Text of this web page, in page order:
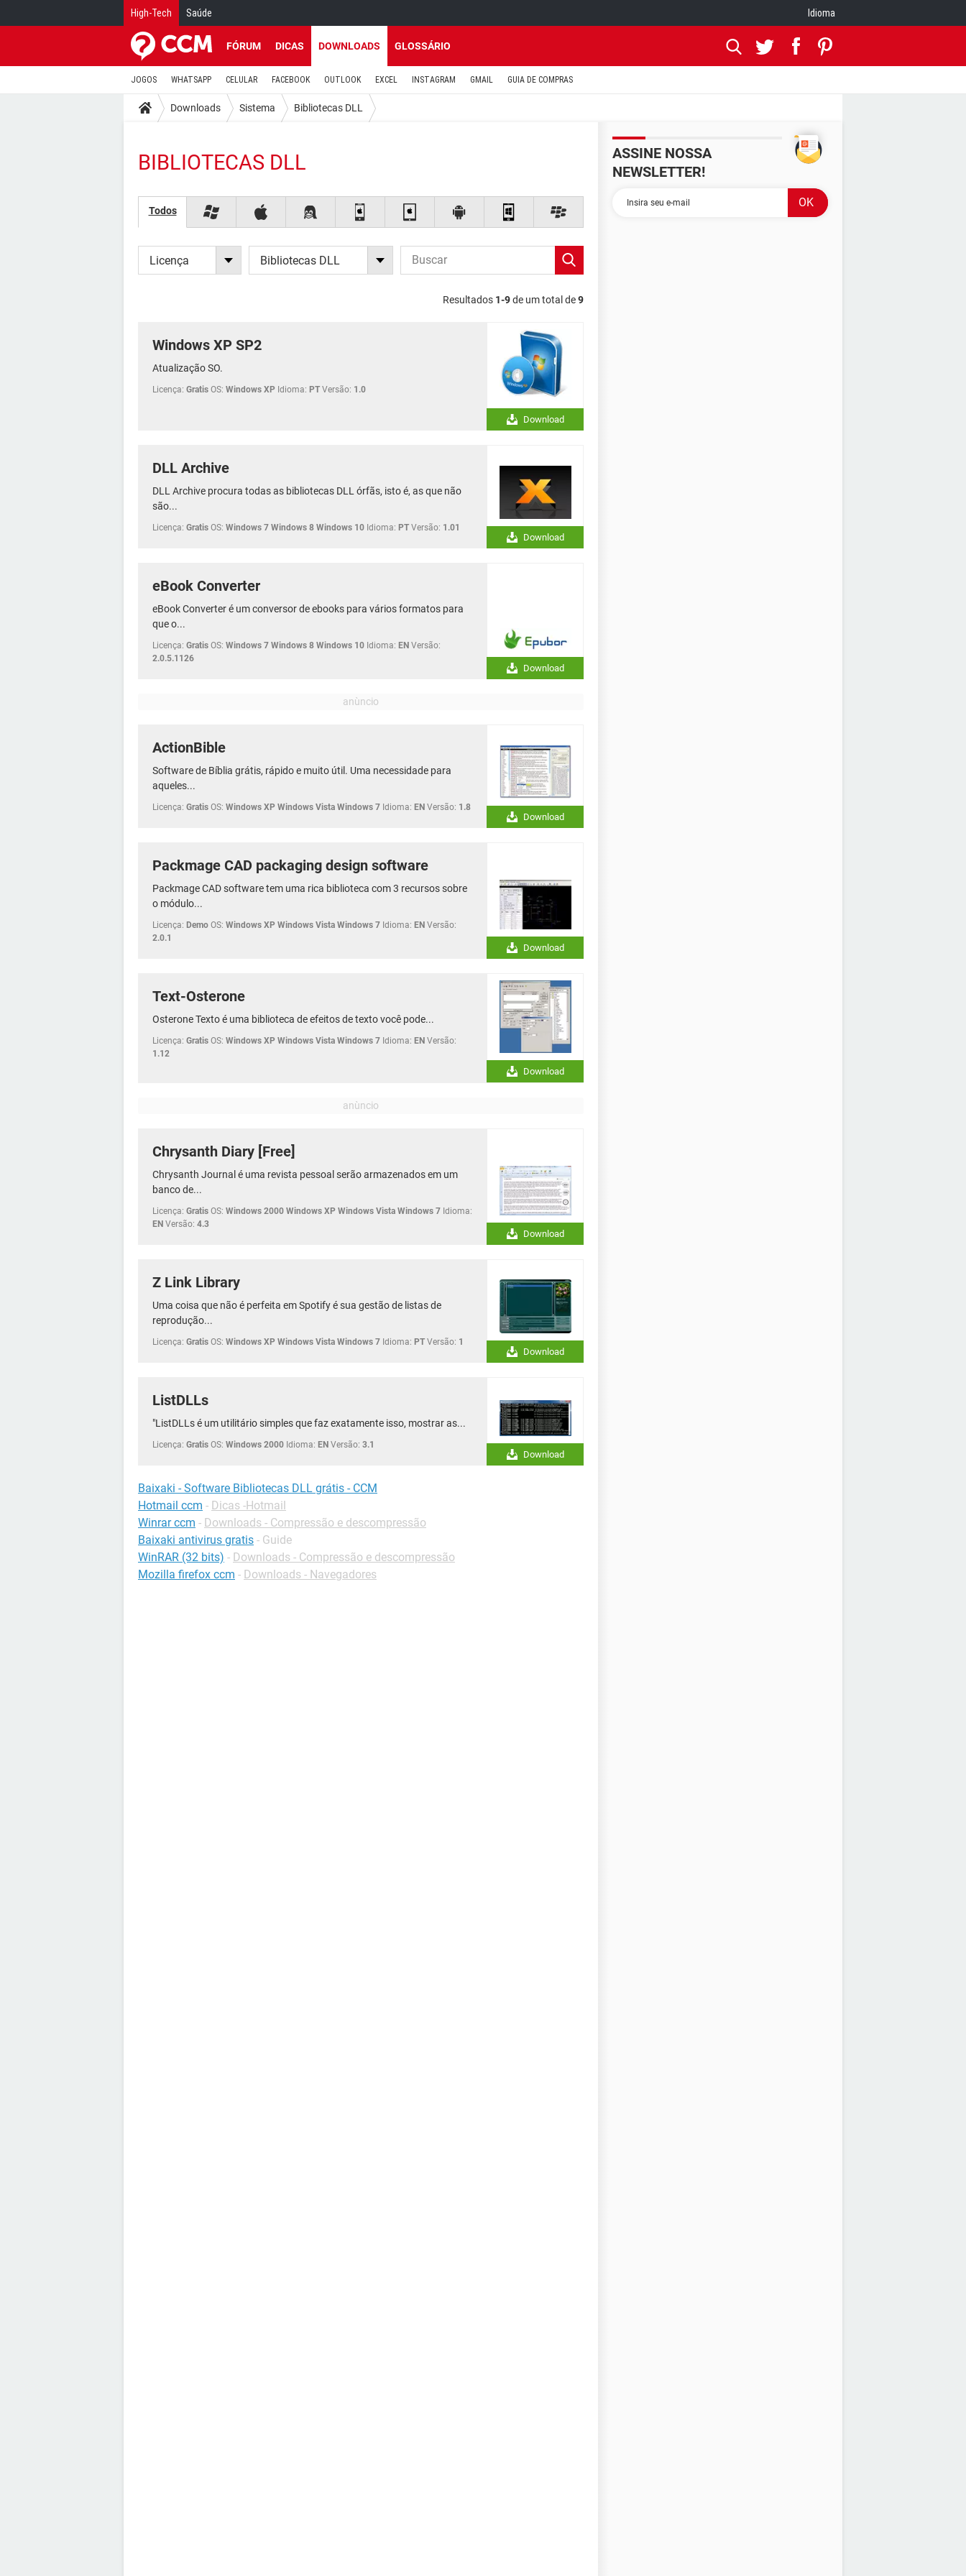
High-Tech Saúde Idioma
FÓRUM DICAS DOWNLOADS GLOSSÁRIO
JOGOS WHATSAPP CELULAR FACEBOOK OUTLOOK EXCEL INSTAGRAM GMAIL GUIA DE COMPRAS
Downloads Sistema Bibliotecas DLL
BIBLIOTECAS DLL
Todos
Licença Bibliotecas DLL
Resultados 1-9de um total de9
Windows XP SP2
Atualização SO.
Licença: Gratis OS: Windows XP Idioma: PT Versão: 1.0
Download
DLL Archive
DLL Archive procura todas as bibliotecas DLL órfãs, isto é, as que não
são...
Licença: Gratis OS: Windows 7 Windows 8 Windows 10 Idioma: PT Versão: 1.01
Download
eBook Converter
eBook Converter é um conversor de ebooks para vários formatos para
que o...
Licença: Gratis OS: Windows 7 Windows 8 Windows 10 Idioma: EN Versão:
2.0.5.1126
Download
ActionBible
Software de Bíblia grátis, rápido e muito útil. Uma necessidade para
aqueles...
Licença: Gratis OS: Windows XP Windows Vista Windows 7 Idioma: EN Versão: 1.8
Download
Packmage CAD packaging design software
Packmage CAD software tem uma rica biblioteca com 3 recursos sobre
o módulo...
Licença: Demo OS: Windows XP Windows Vista Windows 7 Idioma: EN Versão:
2.0.1
Download
Text-Osterone
Osterone Texto é uma biblioteca de efeitos de texto você pode...
Licença: Gratis OS: Windows XP Windows Vista Windows 7 Idioma: EN Versão:
1.12
Download
Chrysanth Diary [Free]
Chrysanth Journal é uma revista pessoal serão armazenados em um
banco de...
Licença: Gratis OS: Windows 2000 Windows XP Windows Vista Windows 7 Idioma:
EN Versão: 4.3
Download
Z Link Library
Uma coisa que não é perfeita em Spotify é sua gestão de listas de
reprodução...
Licença: Gratis OS: Windows XP Windows Vista Windows 7 Idioma: PT Versão: 1
Download
ListDLLs
"ListDLLs é um utilitário simples que faz exatamente isso, mostrar as...
Licença: Gratis OS: Windows 2000 Idioma: EN Versão: 3.1
Download
Baixaki - Software Bibliotecas DLL grátis - CCM
Hotmail ccm - Dicas -Hotmail
Winrar ccm - Downloads - Compressão e descompressão
Baixaki antivirus gratis - Guide
WinRAR (32 bits) - Downloads - Compressão e descompressão
Mozilla firefox ccm - Downloads - Navegadores
ASSINE NOSSA
NEWSLETTER!